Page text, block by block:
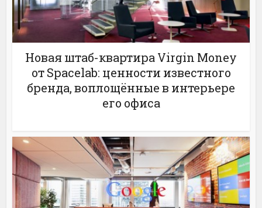
Новая штаб-квартира Virgin Money
от Spacelab: ценности известного
бренда, воплощённые в интерьере
его офиса